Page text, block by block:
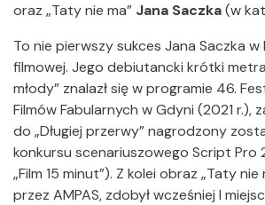
oraz „Taty nie ma” Jana Saczka(w
To nie pierwszy sukces Jana Saczka w
filmowej. Jego debiutancki krótki
młody” znalazł się w programie 46.
Filmów Fabularnych w Gdyni (2021 r.),
do „Długiej przerwy” nagrodzony
konkursu scenariuszowego Script
„Film 15 minut”). Z kolei obraz „Taty
przez AMPAS, zdobył wcześniej I